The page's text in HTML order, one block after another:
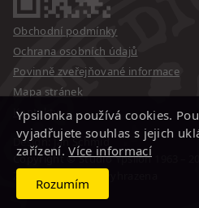
Obchodní podmínky
Ochrana osobních údajů
Povinně zveřejňované informace
Mapa stránek
Kontakty
Design: Jan Schmid
Copyright © Studio Ypsilon
Změna programu vyhrazena
Ypsilonka používá cookies.
vyjadřujete souhlas s jejich
zařízení.Více informací
Rozumím